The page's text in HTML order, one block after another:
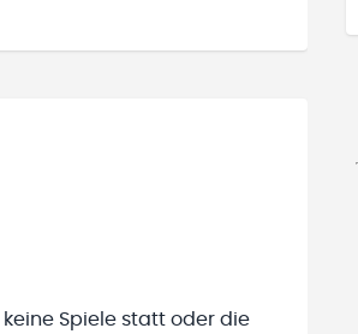
Spiele statt oder die